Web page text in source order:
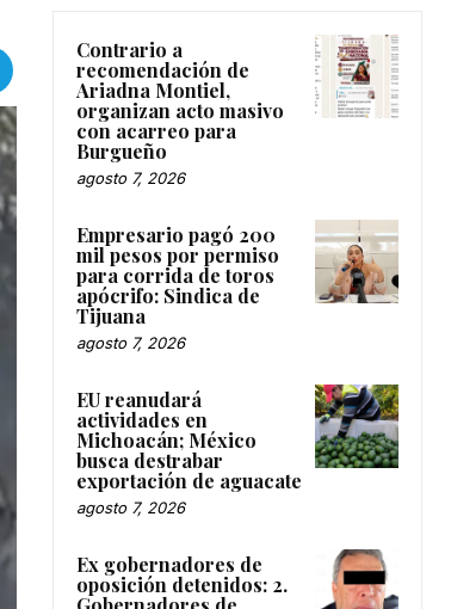
Contrario a
recomendación de
Ariadna Montiel,
organizan acto masivo
con acarreo para
Burgueño
agosto 7, 2026
Empresario pagó 200
mil pesos por permiso
para corrida de toros
apócrifo: Sindica de
Tijuana
agosto 7, 2026
EU reanudará
actividades en
Michoacán; México
busca destrabar
exportación de aguacate
agosto 7, 2026
Ex gobernadores de
oposición detenidos: 2.